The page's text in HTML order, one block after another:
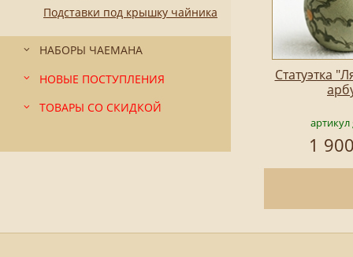
Подставки под крышку чайника
НАБОРЫ ЧАЕМАНА
НОВЫЕ ПОСТУПЛЕНИЯ
ТОВАРЫ СО СКИДКОЙ
Статуэтка
артикул
1